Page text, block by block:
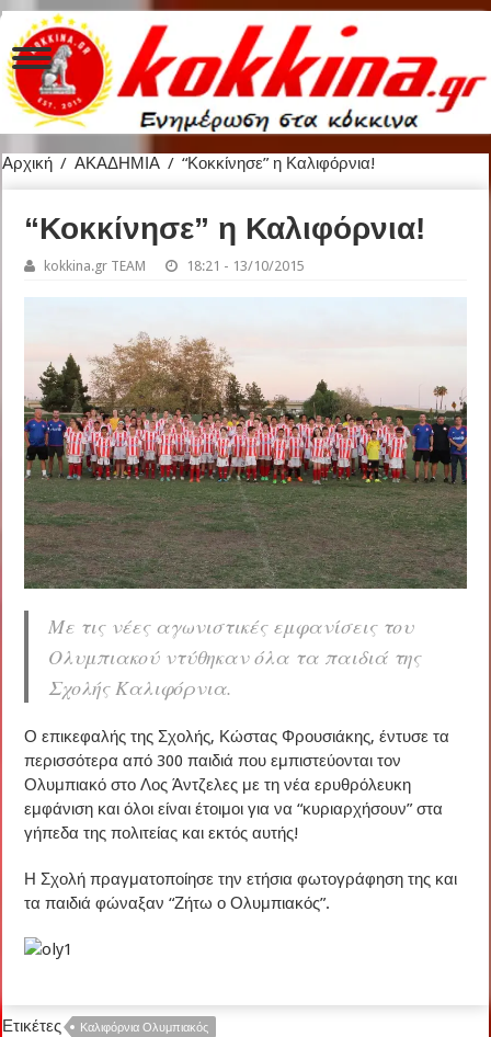
Αρχική / ΑΚΑΔΗΜΙΑ / “Κοκκίνησε” η Καλιφόρνια!
“Κοκκίνησε” η Καλιφόρνια!
kokkina.gr TEAM 18:21 - 13/10/2015
Με τις νέες αγωνιστικές εμφανίσεις του
Ολυμπιακού ντύθηκαν όλα τα παιδιά της
Σχολής Καλιφόρνια.
Ο επικεφαλής της Σχολής, Κώστας Φρουσιάκης, έντυσε τα
περισσότερα από 300 παιδιά που εμπιστεύονται τον
Ολυμπιακό στο Λος Άντζελες με τη νέα ερυθρόλευκη
εμφάνιση και όλοι είναι έτοιμοι για να “κυριαρχήσουν” στα
γήπεδα της πολιτείας και εκτός αυτής!
Η Σχολή πραγματοποίησε την ετήσια φωτογράφηση της και
τα παιδιά φώναξαν “Ζήτω ο Ολυμπιακός”.
Ετικέτες Καλιφόρνια Ολυμπιακός